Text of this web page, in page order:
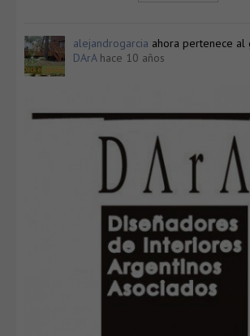
alejandrogarcia ahora pertenece al
DArA hace 10 años